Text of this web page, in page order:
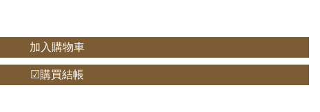
加入購物車
☑購買結帳